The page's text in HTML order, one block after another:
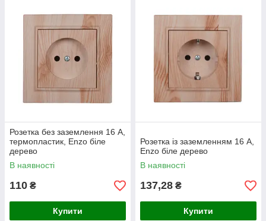
Розетка без заземлення 16 А,
термопластик, Enzo біле
дерево
В наявності
110 ₴
Купити
Розетка із заземленням 16 А,
Enzo біле дерево
В наявності
137,28 ₴
Купити